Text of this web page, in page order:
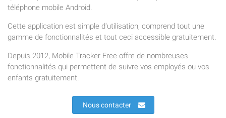
téléphone mobile Android.
Cette application est simple d'utilisation, comprend tout une
gamme de fonctionnalités et tout ceci accessible gratuitement.
Depuis 2012, Mobile Tracker Free offre de nombreuses
fonctionnalités qui permettent de suivre vos employés ou vos
enfants gratuitement.
Nous contacter